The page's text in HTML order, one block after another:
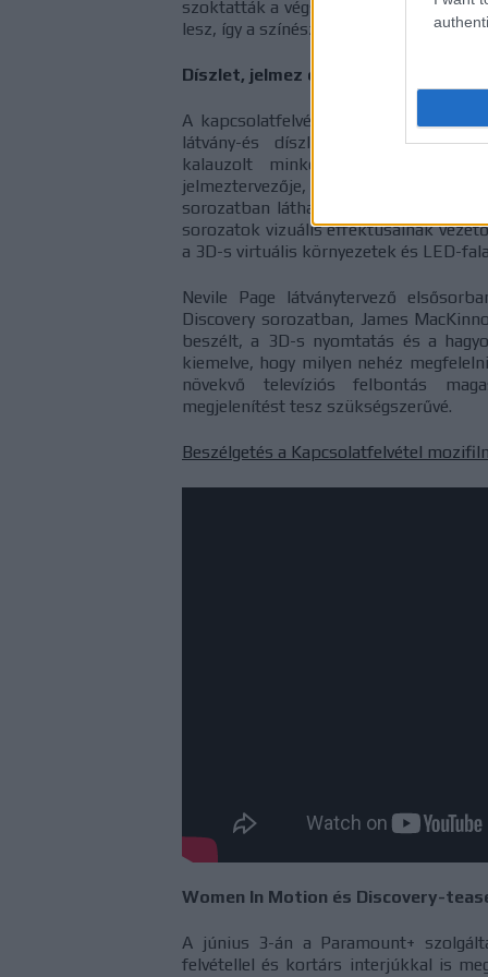
szoktatták a végső ugráshoz, melyet
lesz, így a színész másodszor is a
Díszlet, jelmez és látvány a
A kapcsolatfelvételek filmes és
látvány-és díszlettervezés,
kalauzolt minket. Gersha Phillips
jelmeztervezője, aki persze a többi
sorozatban látható különleges
sorozatok vizuális effektusainak
a 3D-s virtuális környezetek és LED-
Nevile Page látványtervező
Discovery sorozatban, James
beszélt, a 3D-s nyomtatás és a
kiemelve, hogy milyen nehéz
növekvő televíziós felbontás
megjelenítést tesz szükségszerűvé.
Beszélgetés a Kapcsolatfelvétel
Women In Motion és Discovery-
A június 3-án a Paramount+
felvétellel és kortárs interjúkkal is